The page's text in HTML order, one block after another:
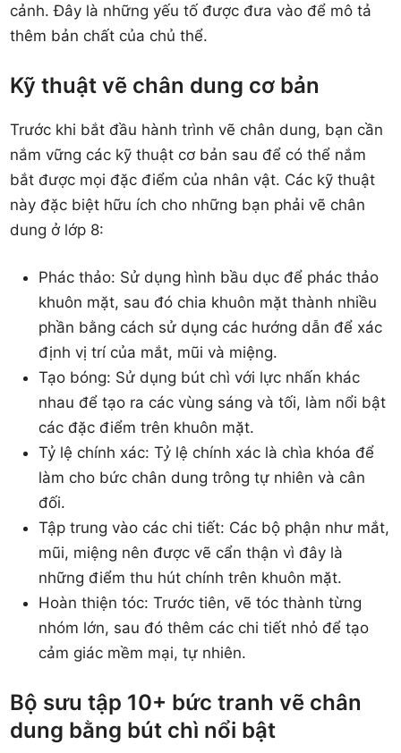
cảnh. Đây là những yếu tố được đưa vào để mô tả
thêm bản chất của chủ thể.
Kỹ thuật vẽ chân dung cơ bản
Trước khi bắt đầu hành trình vẽ chân dung, bạn cần
nắm vững các kỹ thuật cơ bản sau để có thể nắm
bắt được mọi đặc điểm của nhân vật. Các kỹ thuật
này đặc biệt hữu ích cho những bạn phải vẽ chân
dung ở lớp 8:
Phác thảo: Sử dụng hình bầu dục để phác thảo
khuôn mặt, sau đó chia khuôn mặt thành nhiều
phần bằng cách sử dụng các hướng dẫn để xác
định vị trí của mắt, mũi và miệng.
Tạo bóng: Sử dụng bút chì với lực nhấn khác
nhau để tạo ra các vùng sáng và tối, làm nổi bật
các đặc điểm trên khuôn mặt.
Tỷ lệ chính xác: Tỷ lệ chính xác là chìa khóa để
làm cho bức chân dung trông tự nhiên và cân
đối.
Tập trung vào các chi tiết: Các bộ phận như mắt,
mũi, miệng nên được vẽ cẩn thận vì đây là
những điểm thu hút chính trên khuôn mặt.
Hoàn thiện tóc: Trước tiên, vẽ tóc thành từng
nhóm lớn, sau đó thêm các chi tiết nhỏ để tạo
cảm giác mềm mại, tự nhiên.
Bộ sưu tập 10+ bức tranh vẽ chân
dung bằng bút chì​ nổi bật